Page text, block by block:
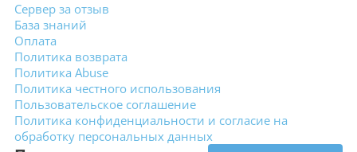
Сервер за отзыв
База знаний
Оплата
Политика возврата
Политика Abuse
Политика честного использования
Пользовательское соглашение
Политика конфиденциальности и согласие на
обработку персональных данных